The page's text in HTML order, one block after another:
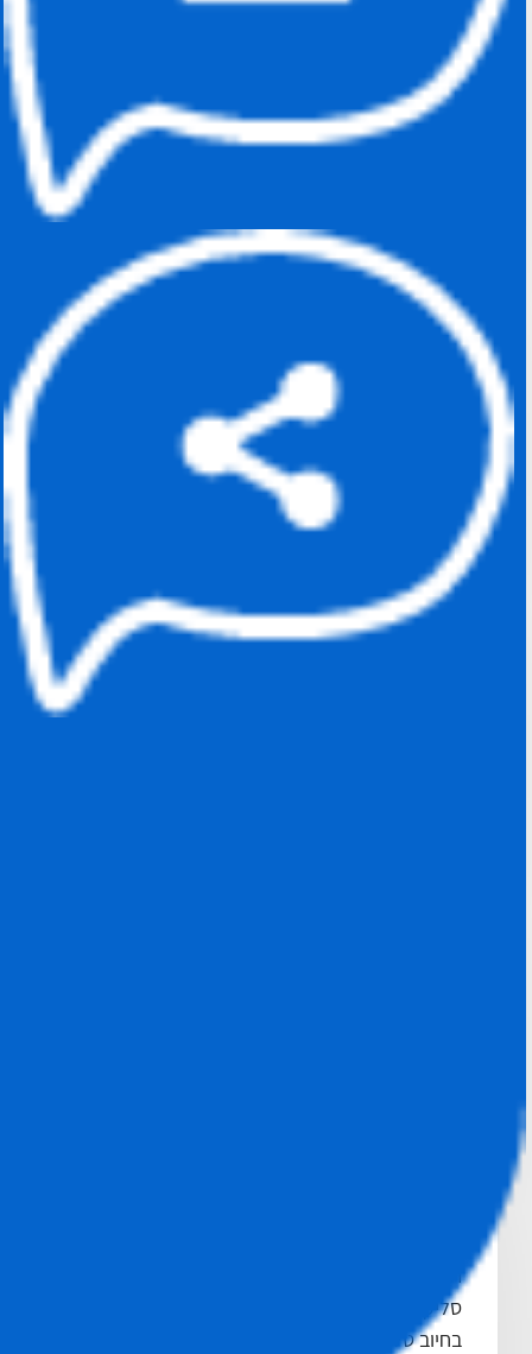
לטרנזילה שתי חברות סליקה:
טכנולוגית שפתחה ומתחזקתמערכת
סליקה לעסקקטן או גדול עם מגוון
לעסקיםהיא חברה פיננסית הפועלת
ברישיון בנק ישראל, וברישיון והסמכה
של ויזה ומסטרקארד העולמיים
ניכיון אשראי ואשראי לעסקים
מערכת סליקת אשראי
חברות כרטיסי האשראי). ניתן לערוך את פעולת
סליקת כרטיסי אשראי ללא נוכחות הרוכש, למשל
בחיוב טלפוני או בחיוב דרך אתר אינטרנט. במקרה